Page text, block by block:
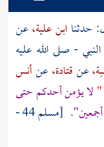
حدثنا ابن علية،عن
- صلى الله عليه
عنقتادة،عنأنس
"لا يؤمن أحدكم حتى
[مسلم 44 -